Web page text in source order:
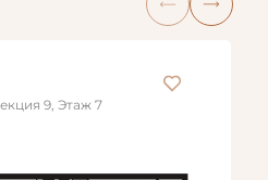
9, Этаж 7